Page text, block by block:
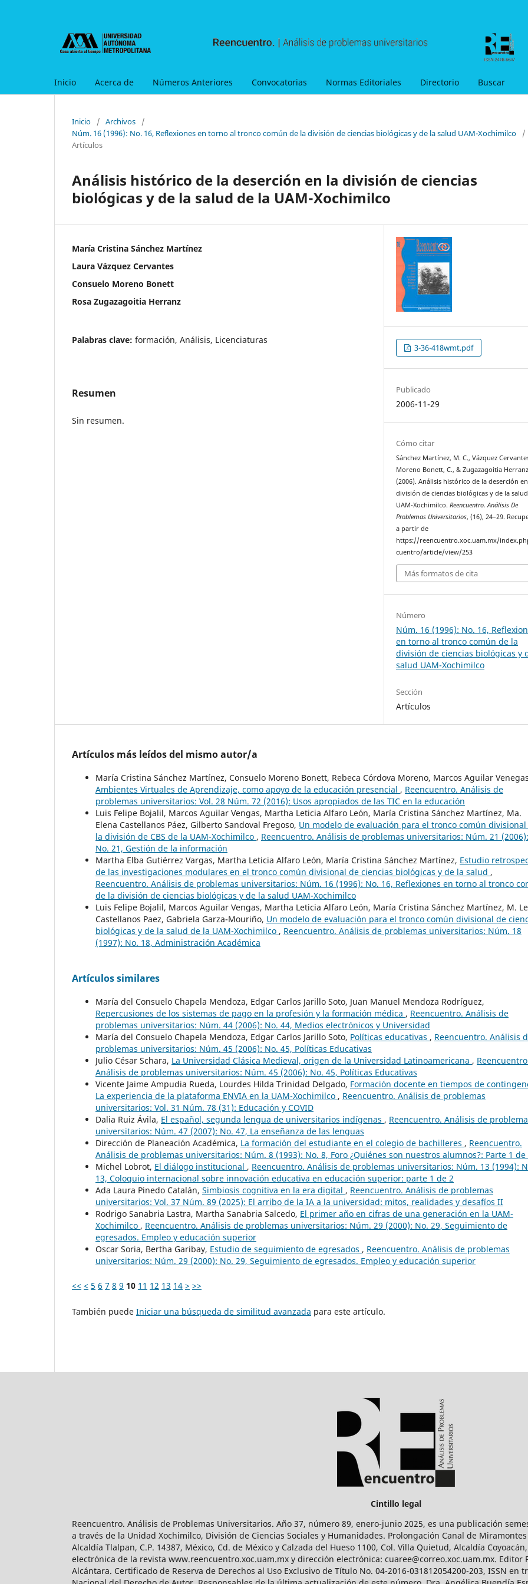
Inicio Acerca de Números Anteriores Convocatorias Normas Editoriales Directorio Buscar
Inicio / Archivos
/
Núm. 16 (1996): No. 16, Reflexiones en torno al tronco común de la división de ciencias biológicas y de la salud UAM-Xochimilco
/
Artículos
Análisis histórico de la deserción en la división de ciencias
biológicas y de la salud de la UAM-Xochimilco
María Cristina Sánchez Martínez
Laura Vázquez Cervantes
Consuelo Moreno Bonett
Rosa Zugazagoitia Herranz
Palabras clave: formación, Análisis, Licenciaturas
Resumen
Sin resumen.
3-36-418wmt.pdf
Publicado
2006-11-29
Cómo citar
Sánchez Martínez, M. C., Vázquez
Moreno Bonett, C., & Zugazagoitia
(2006). Análisis histórico de la deserción
división de ciencias biológicas y de la
UAM-Xochimilco.Reencuentro. Análisis De
Problemas Universitarios, (16), 24–29.
a partir de
https://reencuentro.xoc.uam.mx/
cuentro/article/view/253
Más formatos de cita
Número
Núm. 16 (1996): No. 16,
en torno al tronco común de la
división de ciencias biológicas y
salud UAM-Xochimilco
Sección
Artículos
Artículos más leídos del mismo autor/a
María Cristina Sánchez Martínez, Consuelo Moreno Bonett, Rebeca Córdova Moreno, Marcos Aguilar
Ambientes Virtuales de Aprendizaje, como apoyo de la educación presencial , Reencuentro. Análisis de
problemas universitarios: Vol. 28 Núm. 72 (2016): Usos apropiados de las TIC en la educación
Luis Felipe Bojalil, Marcos Aguilar Vengas, Martha Leticia Alfaro León, María Cristina Sánchez Martínez, Ma.
Elena Castellanos Páez, Gilberto Sandoval Fregoso, Un modelo de evaluación para el tronco común
la división de CBS de la UAM-Xochimilco , Reencuentro. Análisis de problemas universitarios: Núm. 21 (2006):
No. 21, Gestión de la información
Martha Elba Gutiérrez Vargas, Martha Leticia Alfaro León, María Cristina Sánchez Martínez, Estudio
de las investigaciones modulares en el tronco común divisional de ciencias biológicas y de la salud ,
Reencuentro. Análisis de problemas universitarios: Núm. 16 (1996): No. 16, Reflexiones en torno al tronco
de la división de ciencias biológicas y de la salud UAM-Xochimilco
Luis Felipe Bojalil, Marcos Aguilar Vengas, Martha Leticia Alfaro León, María Cristina Sánchez Martínez, M.
Castellanos Paez, Gabriela Garza-Mouriño, Un modelo de evaluación para el tronco común divisional de
biológicas y de la salud de la UAM-Xochimilco , Reencuentro. Análisis de problemas universitarios: Núm. 18
(1997): No. 18, Administración Académica
Artículos similares
María del Consuelo Chapela Mendoza, Edgar Carlos Jarillo Soto, Juan Manuel Mendoza Rodríguez,
Repercusiones de los sistemas de pago en la profesión y la formación médica , Reencuentro. Análisis de
problemas universitarios: Núm. 44 (2006): No. 44, Medios electrónicos y Universidad
María del Consuelo Chapela Mendoza, Edgar Carlos Jarillo Soto, Políticas educativas , Reencuentro. Análisis
problemas universitarios: Núm. 45 (2006): No. 45, Políticas Educativas
Julio César Schara, La Universidad Clásica Medieval, origen de la Universidad Latinoamericana ,
Análisis de problemas universitarios: Núm. 45 (2006): No. 45, Políticas Educativas
Vicente Jaime Ampudia Rueda, Lourdes Hilda Trinidad Delgado, Formación docente en tiempos de
La experiencia de la plataforma ENVIA en la UAM-Xochimilco , Reencuentro. Análisis de problemas
universitarios: Vol. 31 Núm. 78 (31): Educación y COVID
Dalia Ruiz Ávila, El español, segunda lengua de universitarios indígenas , Reencuentro. Análisis de
universitarios: Núm. 47 (2007): No. 47, La enseñanza de las lenguas
Dirección de Planeación Académica, La formación del estudiante en el colegio de bachilleres , Reencuentro.
Análisis de problemas universitarios: Núm. 8 (1993): No. 8, Foro ¿Quiénes son nuestros alumnos?: Parte 1 de
Michel Lobrot, El diálogo institucional , Reencuentro. Análisis de problemas universitarios: Núm. 13 (1994):
13, Coloquio internacional sobre innovación educativa en educación superior: parte 1 de 2
Ada Laura Pinedo Catalán, Simbiosis cognitiva en la era digital , Reencuentro. Análisis de problemas
universitarios: Vol. 37 Núm. 89 (2025): El arribo de la IA a la universidad: mitos, realidades y desafíos II
Rodrigo Sanabria Lastra, Martha Sanabria Salcedo, El primer año en cifras de una generación en la UAM-
Xochimilco , Reencuentro. Análisis de problemas universitarios: Núm. 29 (2000): No. 29, Seguimiento de
egresados. Empleo y educación superior
Oscar Soria, Bertha Garibay, Estudio de seguimiento de egresados , Reencuentro. Análisis de problemas
universitarios: Núm. 29 (2000): No. 29, Seguimiento de egresados. Empleo y educación superior
<< < 5 6 7 8 9 10 11 12 13 14 > >>
También puede Iniciar una búsqueda de similitud avanzada para este artículo.
Cintillo legal
Reencuentro. Análisis de Problemas Universitarios. Año 37, número 89, enero-junio 2025, es una publicación
a través de la Unidad Xochimilco, División de Ciencias Sociales y Humanidades. Prolongación Canal de Miramontes
Alcaldía Tlalpan, C.P. 14387, México, Cd. de México y Calzada del Hueso 1100, Col. Villa Quietud, Alcaldía
electrónica de la revista www.reencuentro.xoc.uam.mx y dirección electrónica: cuaree@correo.xoc.uam.mx. Editor
Alcántara. Certificado de Reserva de Derechos al Uso Exclusivo de Título No. 04-2016-031812054200-203, ISSN